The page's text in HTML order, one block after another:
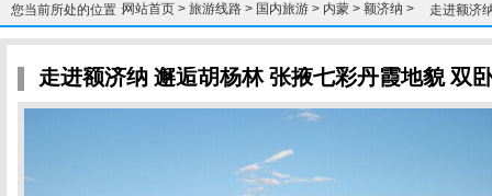
您当前所处的位置：网站首页 > 旅游线路 > 国内旅游 > 内蒙 > 额济纳 > 走进额济
走进额济纳 邂逅胡杨林 张掖七彩丹霞地貌 双